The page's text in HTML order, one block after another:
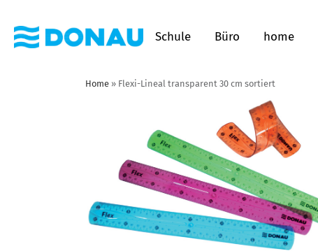
Schule Büro home
Home » Flexi-Lineal transparent 30 cm sortiert